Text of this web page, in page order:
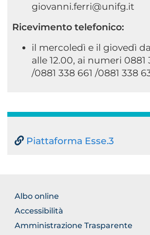
giovanni.ferri@unifg.it
Ricevimento telefonico:
il mercoledì e il giovedì
alle 12.00, ai numeri 0881
/0881 338 661 /0881 338
Piattaforma Esse.3
FOOTER
NORMATIVA
Albo online
Accessibilità
Amministrazione Trasparente